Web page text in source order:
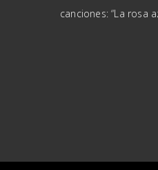
canciones: “La rosa